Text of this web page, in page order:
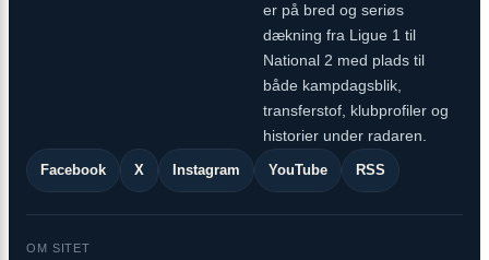
er på bred og seriøs
dækning fra Ligue 1 til
National 2 med plads til
både kampdagsblik,
transferstof, klubprofiler og
historier under radaren.
Facebook X Instagram YouTube RSS
OM SITET